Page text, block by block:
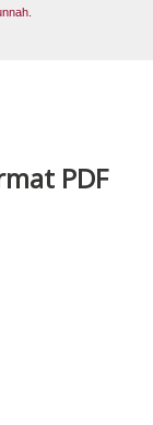
PDF